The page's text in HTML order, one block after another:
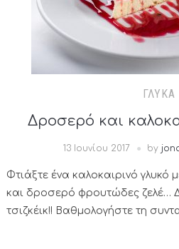
ΓΛΥΚΆ
Δροσερό και
13 Ιουνίου 2017 by
Φτιάξτε ένα καλοκαιρινό
και δροσερό φρουτώδες ζελέ…
τσιζκέικ!! Βαθμολογήστε τη